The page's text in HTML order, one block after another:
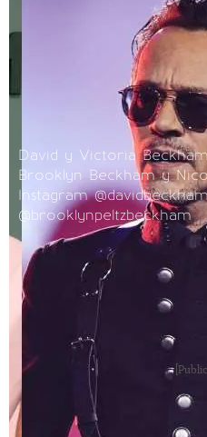
David y Victoria
Brooklyn Beckham y
Instagram
@brooklynpeltzbeckham